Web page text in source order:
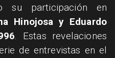
su participación en
Hinojosa y Eduardo
. Estas revelaciones
de entrevistas en el